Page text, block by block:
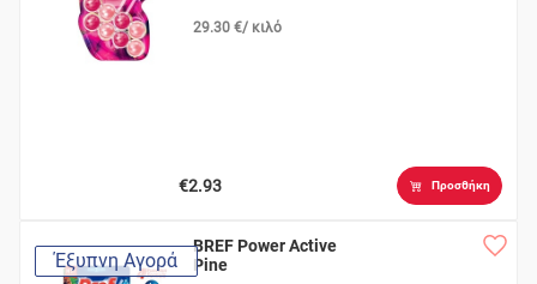
29.30 €/ κιλό
€2.93 Προσθήκη
Έξυπνη Αγορά
BREF Power Active
Pine